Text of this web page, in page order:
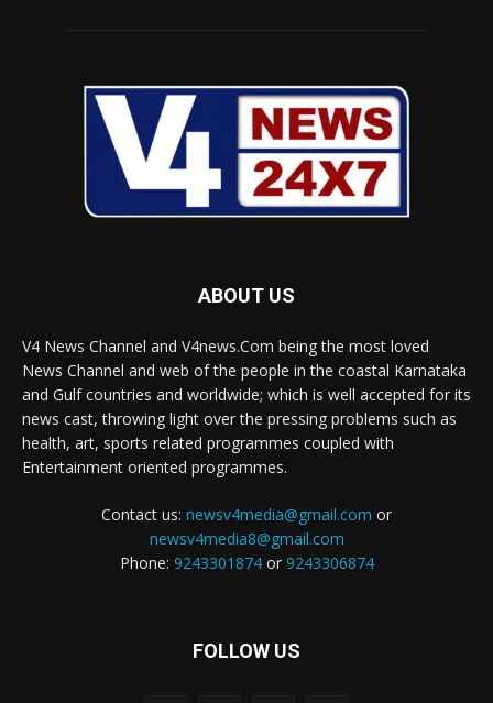
ABOUT US
V4 News Channel and V4news.Com being the most loved
News Channel and web of the people in the coastal Karnataka
and Gulf countries and worldwide; which is well accepted for its
news cast, throwing light over the pressing problems such as
health, art, sports related programmes coupled with
Entertainment oriented programmes.
Contact us: newsv4media@gmail.com or
newsv4media8@gmail.com
Phone: 9243301874or 9243306874
FOLLOW US